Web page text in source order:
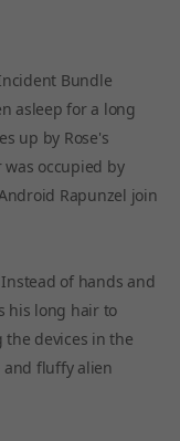
Bundle
asleep for a long
up by Rose's
occupied by
Rapunzel join
of hands and
his long hair to
devices in the
and fluffy alien